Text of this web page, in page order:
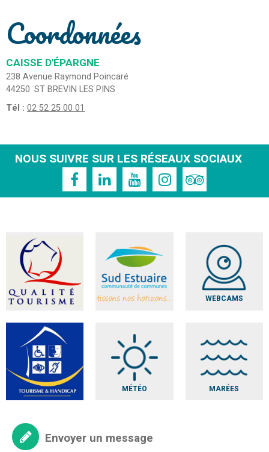
Coordonnées
CAISSE D'ÉPARGNE
238 Avenue Raymond Poincaré
44250 ST BREVIN LES PINS
Tél : 02 52 25 00 01
NOUS SUIVRE SUR LES RÉSEAUX SOCIAUX
WEBCAMS
MÉTÉO MARÉES
Envoyer un message